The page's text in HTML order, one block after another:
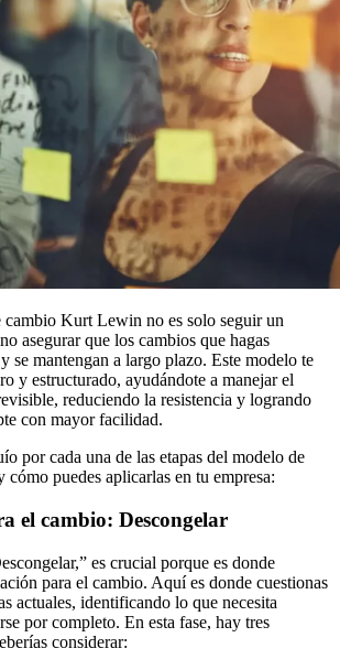
Kurt Lewin no es solo seguir un
asegurar que los cambios que hagas
se mantengan a largo plazo. Este modelo te
y estructurado, ayudándote a manejar el
reduciendo la resistencia y logrando
con mayor facilidad.
por cada una de las etapas del modelo de
puedes aplicarlas en tu empresa:
el cambio: Descongelar
es crucial porque es donde
para el cambio. Aquí es donde cuestionas
actuales, identificando lo que necesita
por completo. En esta fase, hay tres
considerar: